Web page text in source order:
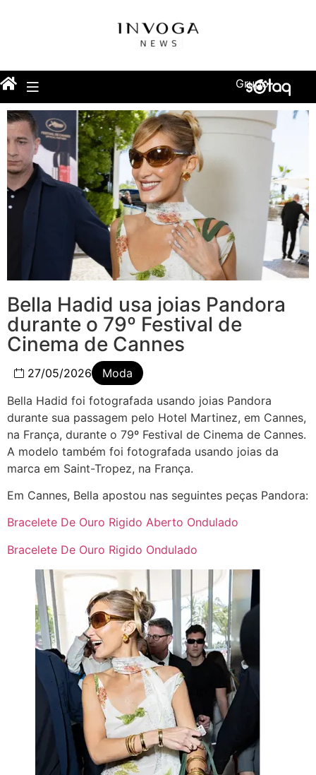
Grupo
Bella Hadid usa joias Pandora
durante o 79º Festival de
Cinema de Cannes
27/05/2026
Moda
Bella Hadid foi fotografada usando joias Pandora
durante sua passagem pelo Hotel Martinez, em Cannes,
na França, durante o 79º Festival de Cinema de Cannes.
A modelo também foi fotografada usando joias da
marca em Saint-Tropez, na França.
Em Cannes, Bella apostou nas seguintes peças Pandora:
Bracelete De Ouro Rigido Aberto Ondulado
Bracelete De Ouro Rigido Ondulado